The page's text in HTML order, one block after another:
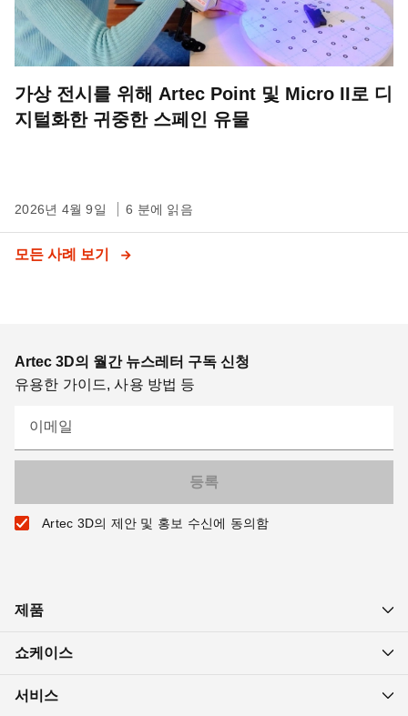
가상 전시를 위해 Artec Point 및 Micro II로 디
지털화한 귀중한 스페인 유물
2026년 4월 9일 6 분에 읽음
모든 사례 보기
Artec 3D의 월간 뉴스레터 구독 신청
유용한 가이드, 사용 방법 등
이메일
Artec 3D의 제안 및 홍보 수신에 동의함
제품
쇼케이스
서비스